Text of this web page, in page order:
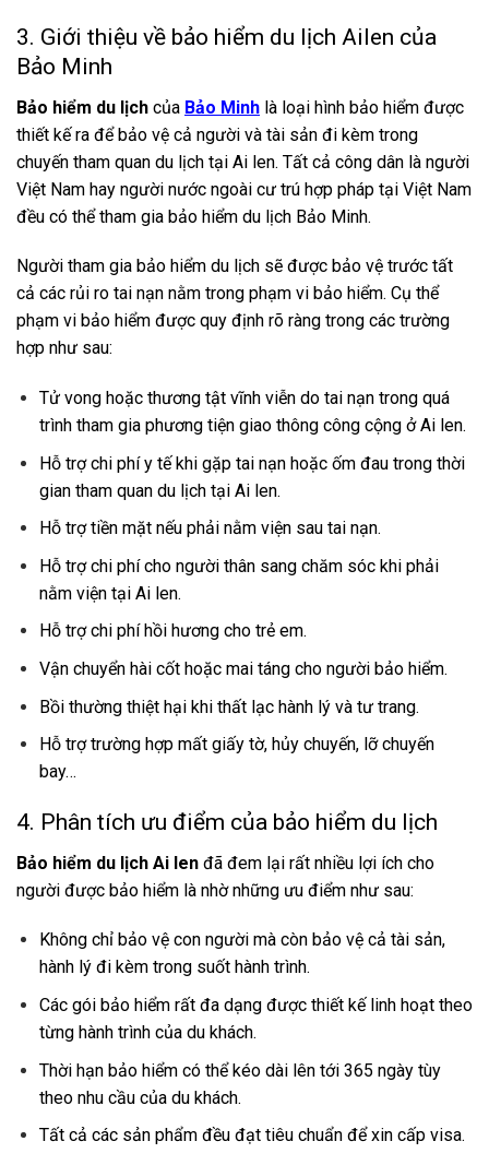
3. Giới thiệu về bảo hiểm du lịch Ailen của
Bảo Minh
Bảo hiểm du lịch của Bảo Minh là loại hình bảo hiểm được
thiết kế ra để bảo vệ cả người và tài sản đi kèm trong
chuyến tham quan du lịch tại Ai len. Tất cả công dân là người
Việt Nam hay người nước ngoài cư trú hợp pháp tại Việt Nam
đều có thể tham gia bảo hiểm du lịch Bảo Minh.
Người tham gia bảo hiểm du lịch sẽ được bảo vệ trước tất
cả các rủi ro tai nạn nằm trong phạm vi bảo hiểm. Cụ thể
phạm vi bảo hiểm được quy định rõ ràng trong các trường
hợp như sau:
Tử vong hoặc thương tật vĩnh viễn do tai nạn trong quá
trình tham gia phương tiện giao thông công cộng ở Ai len.
Hỗ trợ chi phí y tế khi gặp tai nạn hoặc ốm đau trong thời
gian tham quan du lịch tại Ai len.
Hỗ trợ tiền mặt nếu phải nằm viện sau tai nạn.
Hỗ trợ chi phí cho người thân sang chăm sóc khi phải
nằm viện tại Ai len.
Hỗ trợ chi phí hồi hương cho trẻ em.
Vận chuyển hài cốt hoặc mai táng cho người bảo hiểm.
Bồi thường thiệt hại khi thất lạc hành lý và tư trang.
Hỗ trợ trường hợp mất giấy tờ, hủy chuyến, lỡ chuyến
bay…
4. Phân tích ưu điểm của bảo hiểm du lịch
Bảo hiểm du lịch Ai len đã đem lại rất nhiều lợi ích cho
người được bảo hiểm là nhờ những ưu điểm như sau:
Không chỉ bảo vệ con người mà còn bảo vệ cả tài sản,
hành lý đi kèm trong suốt hành trình.
Các gói bảo hiểm rất đa dạng được thiết kế linh hoạt theo
từng hành trình của du khách.
Thời hạn bảo hiểm có thể kéo dài lên tới 365 ngày tùy
theo nhu cầu của du khách.
Tất cả các sản phẩm đều đạt tiêu chuẩn để xin cấp visa.